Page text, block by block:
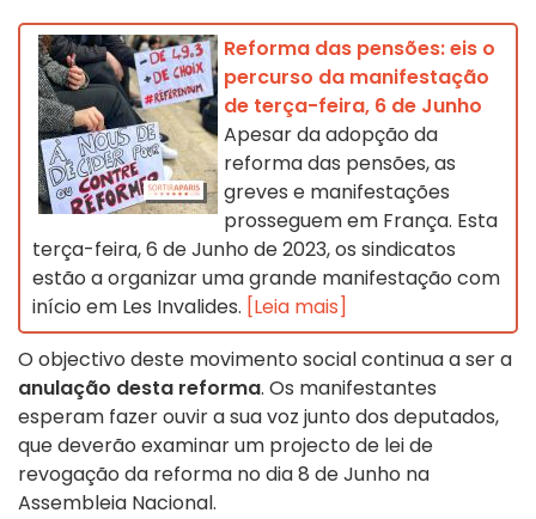
Reforma das pensões: eis o
percurso da manifestação
de terça-feira, 6 de Junho
Apesar da adopção da
reforma das pensões, as
greves e manifestações
prosseguem em França. Esta
terça-feira, 6 de Junho de 2023, os sindicatos
estão a organizar uma grande manifestação com
início em Les Invalides. [Leia mais]
O objectivo deste movimento social continua a ser a
anulação desta reforma. Os manifestantes
esperam fazer ouvir a sua voz junto dos deputados,
que deverão examinar um projecto de lei de
revogação da reforma no dia 8 de Junho na
Assembleia Nacional.